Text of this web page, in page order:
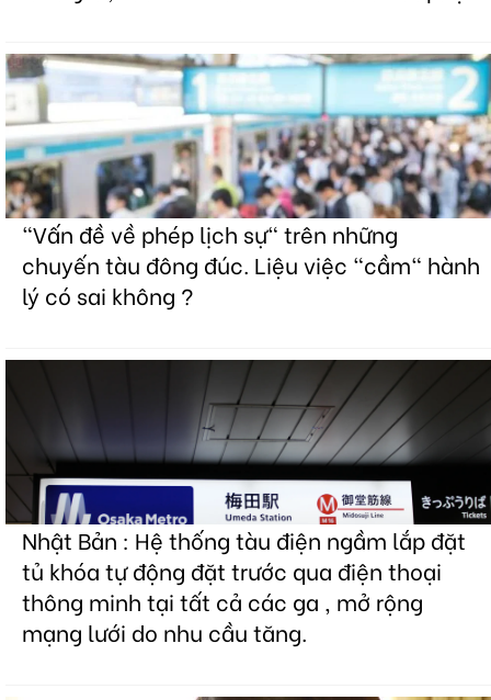
"Vấn đề về phép lịch sự" trên những
chuyến tàu đông đúc. Liệu việc "cầm" hành
lý có sai không ?
Nhật Bản : Hệ thống tàu điện ngầm lắp đặt
tủ khóa tự động đặt trước qua điện thoại
thông minh tại tất cả các ga , mở rộng
mạng lưới do nhu cầu tăng.